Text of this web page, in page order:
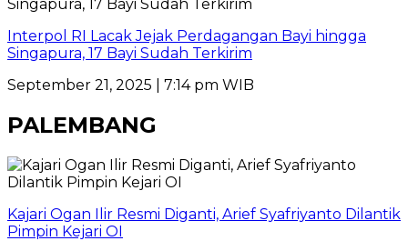
Interpol RI Lacak Jejak Perdagangan Bayi hingga
Singapura, 17 Bayi Sudah Terkirim
September 21, 2025 | 7:14 pm WIB
PALEMBANG
Kajari Ogan Ilir Resmi Diganti, Arief Syafriyanto Dilantik
Pimpin Kejari OI